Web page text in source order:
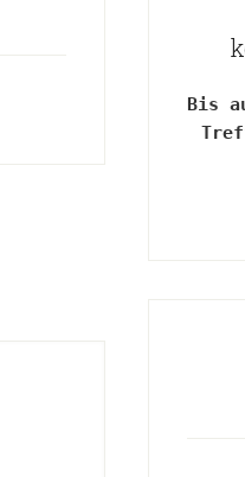
Bis